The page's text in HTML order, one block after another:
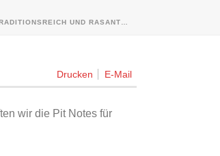
UND RASANT…
Drucken E-Mail
wir die Pit Notes für